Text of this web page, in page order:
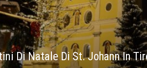
Di Natale Di St. Johann In